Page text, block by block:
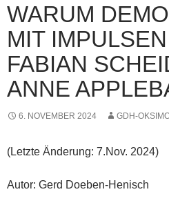
WARUM
MIT
FABIAN
ANNE
6. NOVEMBER 2024 GDH-
(Letzte Änderung: 7.Nov. 2024)
Autor: Gerd Doeben-Henisch